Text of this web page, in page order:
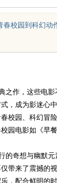
校园到科幻
作，这些电
，成为影迷心中
校园、科幻
园电影如《
的奇想与幽默
带来了震撼的
，配合鲜明